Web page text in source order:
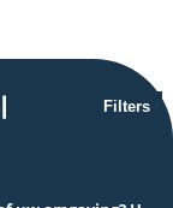
Filters